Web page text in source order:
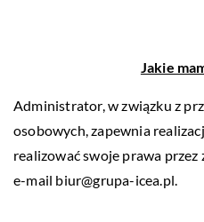
Jakie
Administrator, w związku z
osobowych, zapewnia
realizować swoje prawa przez
e-mail biur@grupa-icea.pl.